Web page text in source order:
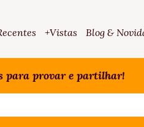
+Vistas Blog &
para provar e partilhar!